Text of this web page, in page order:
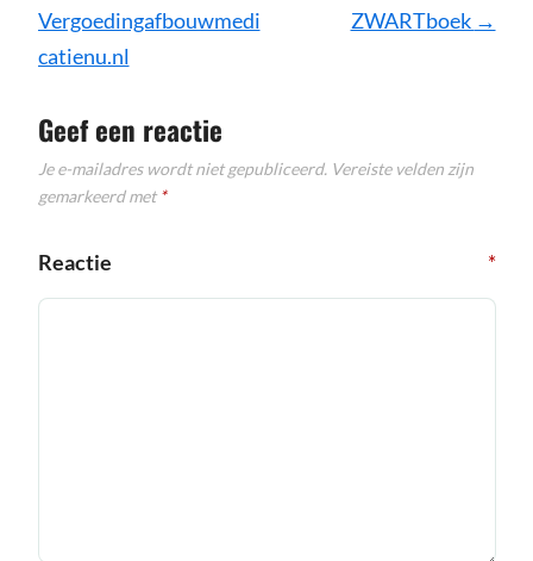
navigatie
Vergoedingafbouwmedi
catienu.nl
ZWARTboek →
Geef een reactie
Je e-mailadres wordt niet gepubliceerd. Vereiste velden zijn
gemarkeerd met*
Reactie *